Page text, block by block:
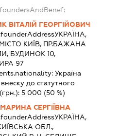
ВІТАЛІЙ ГЕОРГІЙОВИЧ
УКРАЇНА,
МІСТО КИЇВ, ПР.БАЖАНА
БУДИНОК 10,
97
Україна
до статутного
5 000 (50 %)
СЕРГІЇВНА
УКРАЇНА,
ОБЛ.,